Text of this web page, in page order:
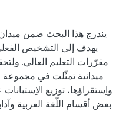
يندرج هذا البحث ضمن ميدان
يهدف إلى التشخيص
مقرّرات التعليم العالي.
ميدانية تمثّلت في مجموعة
واِستقراؤها، توزيع
بعض أقسام اللّغة العربية